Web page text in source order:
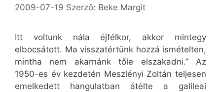
2009-07-19 Szerző: Beke Margit
Itt voltunk nála éjfélkor, akkor mintegy
elbocsátott. Ma visszatértünk hozzá ismételten,
mintha nem akarnánk tőle elszakadni.” Az
1950-es év kezdetén Meszlényi Zoltán teljesen
emelkedett hangulatban átélte a galileai